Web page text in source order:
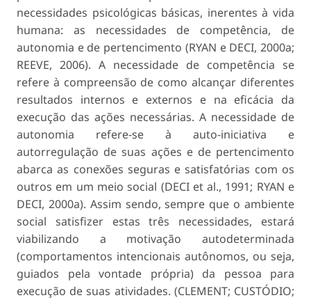
necessidades psicológicas básicas, inerentes à vida
humana: as necessidades de competência, de
autonomia e de pertencimento (RYAN e DECI, 2000a;
REEVE, 2006). A necessidade de competência se
refere à compreensão de como alcançar diferentes
resultados internos e externos e na eficácia da
execução das ações necessárias. A necessidade de
autonomia refere-se à auto-iniciativa e
autorregulação de suas ações e de pertencimento
abarca as conexões seguras e satisfatórias com os
outros em um meio social (DECI et al., 1991; RYAN e
DECI, 2000a). Assim sendo, sempre que o ambiente
social satisfizer estas três necessidades, estará
viabilizando a motivação autodeterminada
(comportamentos intencionais autônomos, ou seja,
guiados pela vontade própria) da pessoa para
execução de suas atividades. (CLEMENT; CUSTÓDIO;